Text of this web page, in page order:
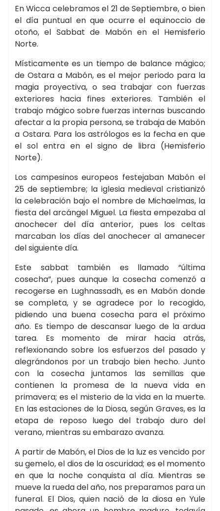
En Wicca celebramos el 21 de Septiembre, o bien
el día puntual en que ocurre el equinoccio de
otoño, el Sabbat de Mabón en el Hemisferio
Norte.
Místicamente es un tiempo de balance mágico;
de Ostara a Mabón, es el mejor periodo para la
magia proyectiva, o sea trabajar con fuerzas
exteriores hacia fines exteriores. También el
trabajo mágico sobre fuerzas internas buscando
afectar a la propia persona, se trabaja de Mabón
a Ostara. Para los astrólogos es la fecha en que
el sol entra en el signo de libra (Hemisferio
Norte).
Los campesinos europeos festejaban Mabón el
25 de septiembre; la iglesia medieval cristianizó
la celebración bajo el nombre de Michaelmas, la
fiesta del arcángel Miguel. La fiesta empezaba al
anochecer del día anterior, pues los celtas
marcaban los días del anochecer al amanecer
del siguiente día.
Este sabbat también es llamado “última
cosecha”, pues aunque la cosecha comenzó a
recogerse en Lughnassadh, es en Mabón donde
se completa, y se agradece por lo recogido,
pidiendo una buena cosecha para el próximo
año. Es tiempo de descansar luego de la ardua
tarea. Es momento de mirar hacia atrás,
reflexionando sobre los esfuerzos del pasado y
alegrándonos por un trabajo bien hecho. Junto
con la cosecha juntamos las semillas que
contienen la promesa de la nueva vida en
primavera; es el misterio de la vida en la muerte.
En las estaciones de la Diosa, según Graves, es la
etapa de reposo luego del trabajo duro del
verano, mientras su embarazo avanza.
A partir de Mabón, el Dios de la luz es vencido por
su gemelo, el dios de la oscuridad; es el momento
en que la noche conquista al día. Mientras se
mueve la rueda del año, nos preparamos para un
funeral. El Dios, quien nació de la diosa en Yule